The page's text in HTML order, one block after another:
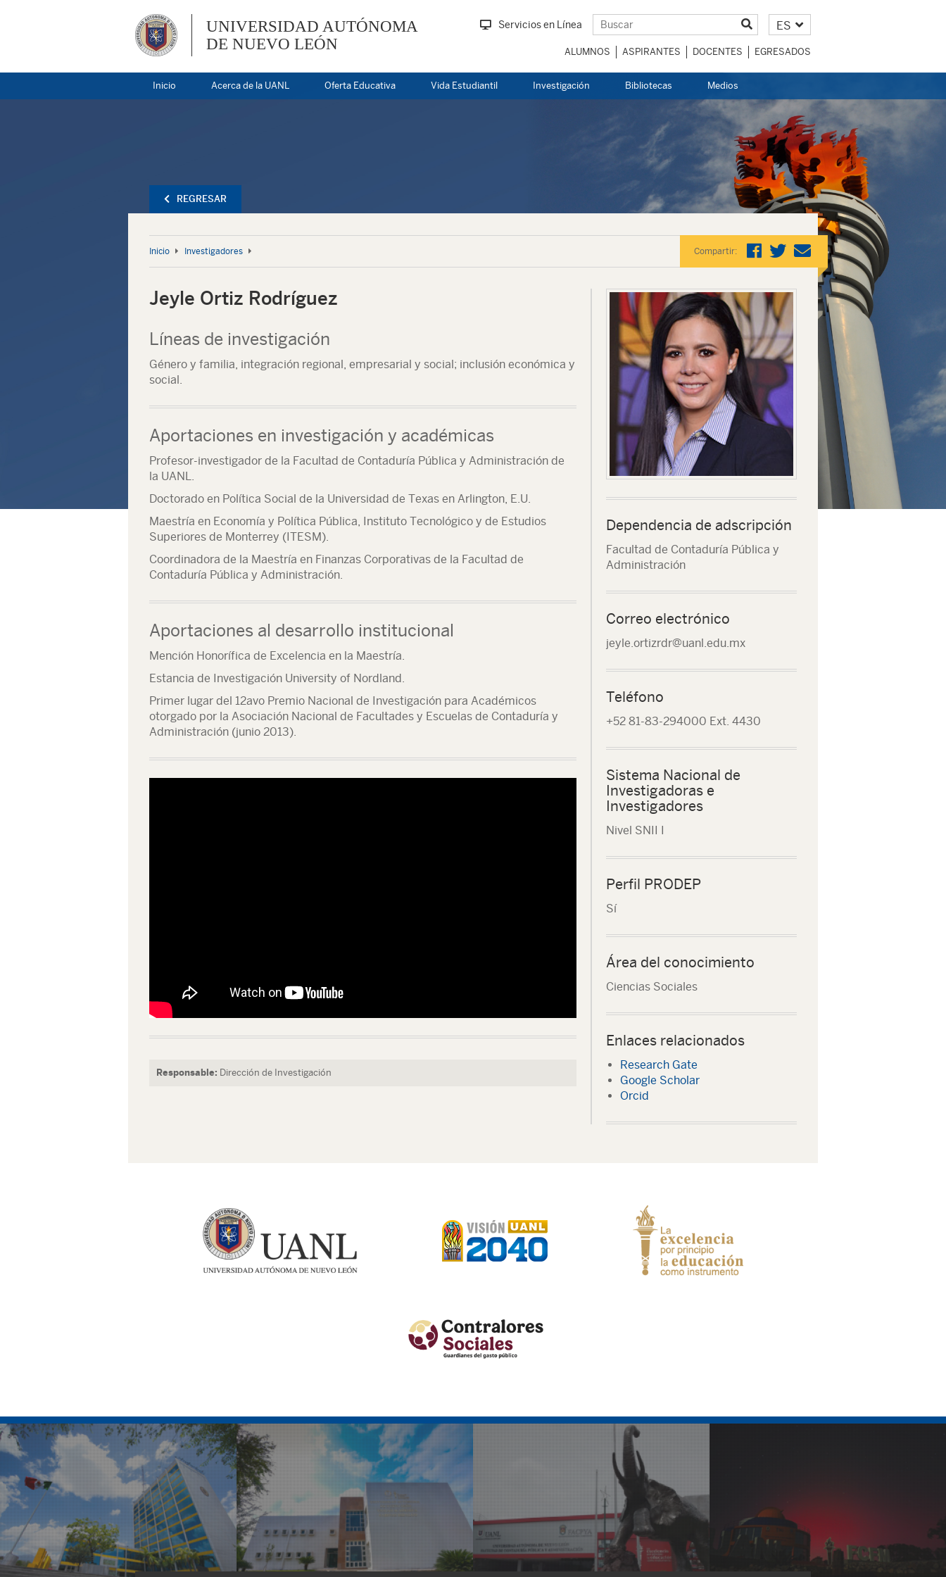
UNIVERSIDAD AUTÓNOMA
DE NUEVO LEÓN
Servicios en Línea ES
ALUMNOS ASPIRANTES DOCENTES EGRESADOS
Inicio Acerca de la UANL Oferta Educativa Vida Estudiantil Investigación Bibliotecas Medios
REGRESAR
Inicio Investigadores Compartir:
Jeyle Ortiz Rodríguez
Líneas de investigación
Género y familia, integración regional, empresarial y social; inclusión económica y
social.
Aportaciones en investigación y académicas
Profesor-investigador de la Facultad de Contaduría Pública y Administración de
la UANL.
Doctorado en Política Social de la Universidad de Texas en Arlington, E.U.
Maestría en Economía y Política Pública, Instituto Tecnológico y de Estudios
Superiores de Monterrey (ITESM).
Coordinadora de la Maestría en Finanzas Corporativas de la Facultad de
Contaduría Pública y Administración.
Aportaciones al desarrollo institucional
Mención Honorífica de Excelencia en la Maestría.
Estancia de Investigación University of Nordland.
Primer lugar del 12avo Premio Nacional de Investigación para Académicos
otorgado por la Asociación Nacional de Facultades y Escuelas de Contaduría y
Administración (junio 2013).
Responsable: Dirección de Investigación
Dependencia de adscripción
Facultad de Contaduría Pública y
Administración
Correo electrónico
jeyle.ortizrdr@uanl.edu.mx
Teléfono
+52 81-83-294000 Ext. 4430
Sistema Nacional de
Investigadoras e
Investigadores
Nivel SNII I
Perfil PRODEP
Sí
Área del conocimiento
Ciencias Sociales
Enlaces relacionados
Research Gate
Google Scholar
Orcid